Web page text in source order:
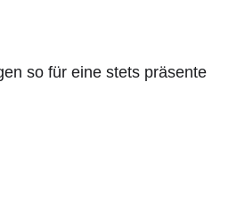
so für eine stets präsente